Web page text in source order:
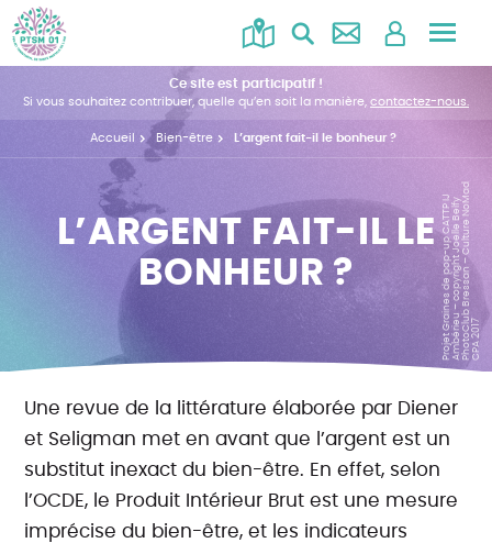
au
menu
Ce site est participatif !
Si vous souhaitez contribuer, quelle qu’en soit la manière, contactez-nous.
Accueil Bien-être L’argent fait-il le bonheur ?
P
r
oj
e
t
G r
ai
n
e
s
d
e
p
o
p
-
u
p
C
A
T
TP I
J
A
m
b
é
ri e
u
–
c
o
p
y
ri
g
h
t
J
o
ell
e
B
el
fy
P
h
o
t
o
Cl u
b
B
r
e
s
s
a
n
–
C
ul
t
u
r
e
N
o
M
ad
C
P
A
2
0
1 7
L’ARGENT FAIT-IL LE
BONHEUR ?
Une revue de la littérature élaborée par Diener
et Seligman met en avant que l’argent est un
substitut inexact du bien-être. En effet, selon
l’OCDE, le Produit Intérieur Brut est une mesure
imprécise du bien-être, et les indicateurs